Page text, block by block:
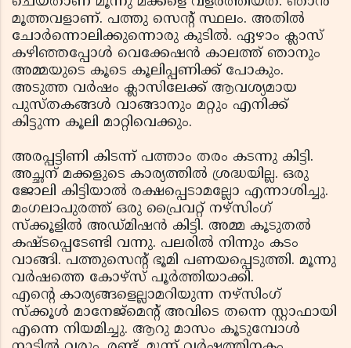
മൂത്തവളാണ്. പത്തു സെന്റ് സ്ഥലം. അതില്‍
ചോര്‍ന്നൊലിക്കുന്നൊരു കുടില്‍. ഏഴാം ക്ലാസ്
കഴിഞ്ഞപ്പോള്‍ വെക്കേഷന്‍ കാലത്ത് ഞാനും
അമ്മയുടെ കൂടെ കൂലിപ്പണിക്ക് പോകും.
അടുത്ത വര്‍ഷം ക്ലാസിലേക്ക് ആവശ്യമായ
പുസ്തകങ്ങള്‍ വാങ്ങാനും മറ്റും എനിക്ക്
കിട്ടുന്ന കൂലി മാറ്റിവെക്കും.
അരപ്പട്ടിണി കിടന്ന് പത്താം തരം കടന്നു കിട്ടി.
അച്ഛന് മക്കളുടെ കാര്യത്തില്‍ ശ്രദ്ധയില്ല. ഒരു
ജോലി കിട്ടിയാല്‍ രക്ഷപ്പെടാമല്ലോ എന്നാശിച്ചു.
മംഗലാപുരത്ത് ഒരു പ്രൈവറ്റ് നഴ്‌സിംഗ്
സ്‌ക്കൂളില്‍ അഡ്മിഷന്‍ കിട്ടി. അമ്മ കൂടുതല്‍
കഷ്ടപ്പെടേണ്ടി വന്നു. പലരില്‍ നിന്നും കടം
വാങ്ങി. പത്തുസെന്റ് ഭൂമി പണയപ്പെടുത്തി. മൂന്നു
വര്‍ഷത്തെ കോഴ്‌സ് പൂര്‍ത്തിയാക്കി.
എന്റെ കാര്യങ്ങളെല്ലാമറിയുന്ന നഴ്‌സിംഗ്
സ്‌ക്കൂള്‍ മാനേജ്‌മെന്റ് അവിടെ തന്നെ സ്റ്റാഫായി
എന്നെ നിയമിച്ചു. ആറു മാസം കൂടുമ്പോള്‍